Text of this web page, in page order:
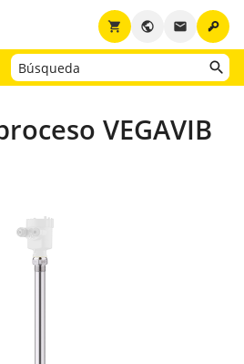
key
email
public
shopping_cart
VEGAVIB